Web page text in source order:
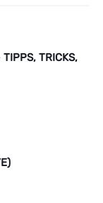
TRICKS,